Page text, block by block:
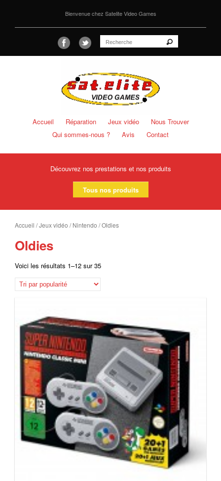
Bienvenue chez Satelite Video Games
Accueil Réparation Jeux vidéo
Nous Trouver
Qui sommes-nous ?
Avis Contact
Découvrez nos prestations et nos produits
Tous nos produits
Accueil /Jeux vidéo /Nintendo / Oldies
Oldies
Voici les résultats 1–12 sur 35